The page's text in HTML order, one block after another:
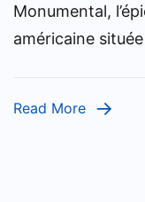
Monumental,
américaine
Read More